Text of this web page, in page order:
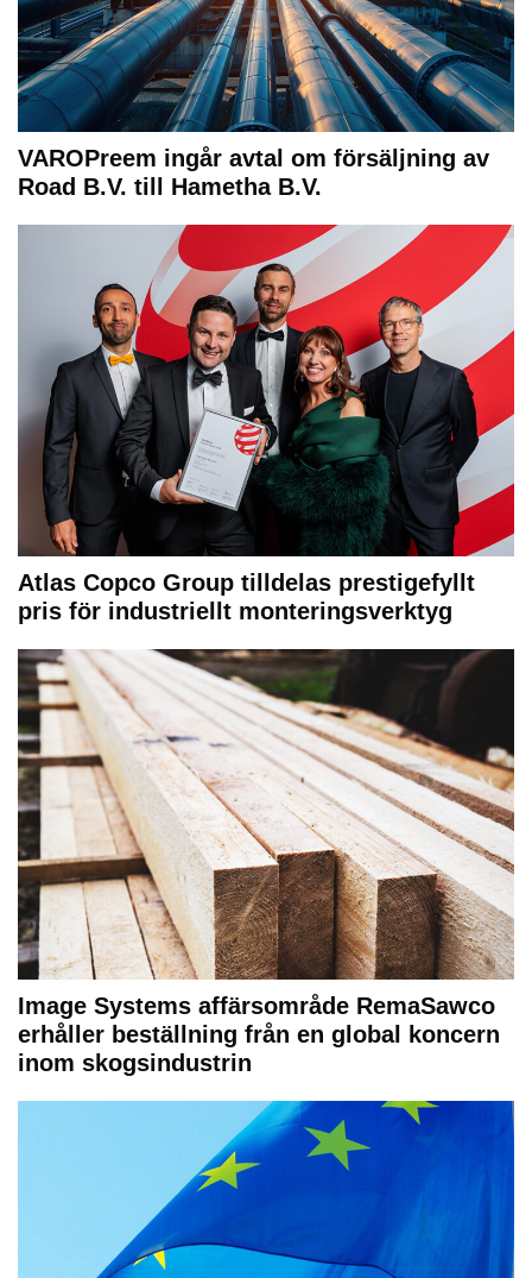
VAROPreem ingår avtal om försäljning av
Road B.V. till Hametha B.V.
Atlas Copco Group tilldelas prestigefyllt
pris för industriellt monteringsverktyg
Image Systems affärsområde RemaSawco
erhåller beställning från en global koncern
inom skogsindustrin